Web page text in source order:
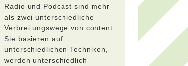
Radio und Podcast sind mehr
als zwei unterschiedliche
Verbreitungswege von content.
Sie basieren auf
unterschiedlichen Techniken,
werden unterschiedlich